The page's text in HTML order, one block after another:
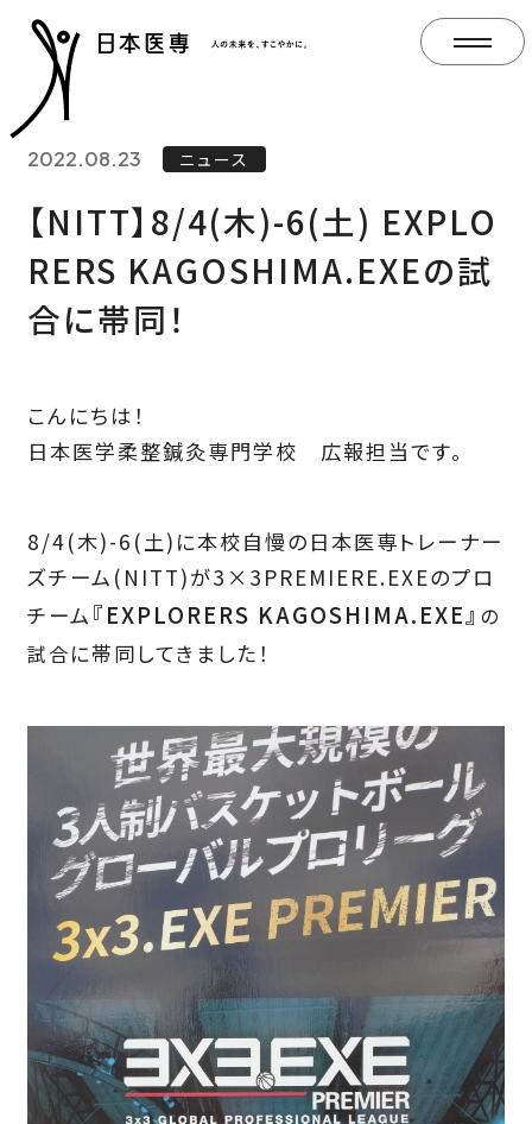
2022.08.23 ニュース
【NITT】8/4(木)-6(土) EXPLO
RERS KAGOSHIMA.EXEの試
合に帯同！
こんにちは！
日本医学柔整鍼灸専門学校 広報担当です。
8/4(木)-6(土)に本校自慢の日本医専トレーナー
ズチーム(NITT)が3×3PREMIERE.EXEのプロ
チーム 『EXPLORERS KAGOSHIMA.EXE』 の
試合に帯同してきました！